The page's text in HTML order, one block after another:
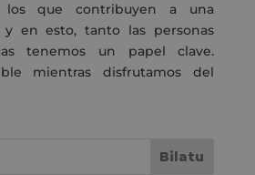
los que contribuyen a una
y en esto, tanto las personas
tenemos un papel clave.
mientras disfrutamos del